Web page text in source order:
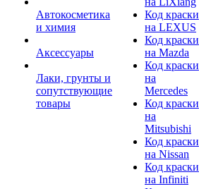
Автокосметика
и химия
Аксессуары
Лаки, грунты и
сопутствующие
товары
Код краски
на LEXUS
Код краски
на Mazda
Код краски
на
Mercedes
Код краски
на
Mitsubishi
Код краски
на Nissan
Код краски
на Infiniti